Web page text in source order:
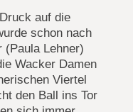
auf die
schon nach
(Paula Lehner)
Wacker Damen
Viertel
den Ball ins Tor